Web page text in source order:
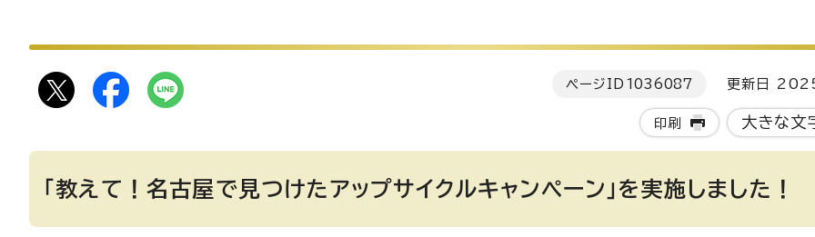
ページID 1036087 更新日
印刷 大きな文
「教えて！名古屋で見つけたアップサイクルキャンペーン」を実施しました！